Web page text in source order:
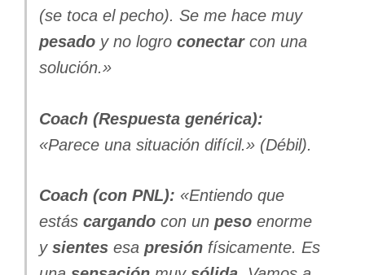
(se toca el pecho). Se me hace muy
pesado y no logro conectarcon una
solución.»
Coach (Respuesta genérica):
«Parece una situación difícil.» (Débil).
Coach (con PNL): «Entiendo que
estás cargando con un peso enorme
y sientes esa presión físicamente. Es